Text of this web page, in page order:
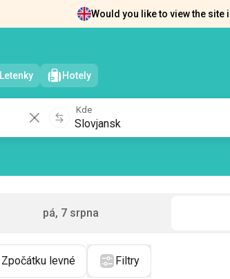
Would you like to view the site
Letenky Hotely
Kde
pá, 7 srpna
Zpočátku levné Filtry